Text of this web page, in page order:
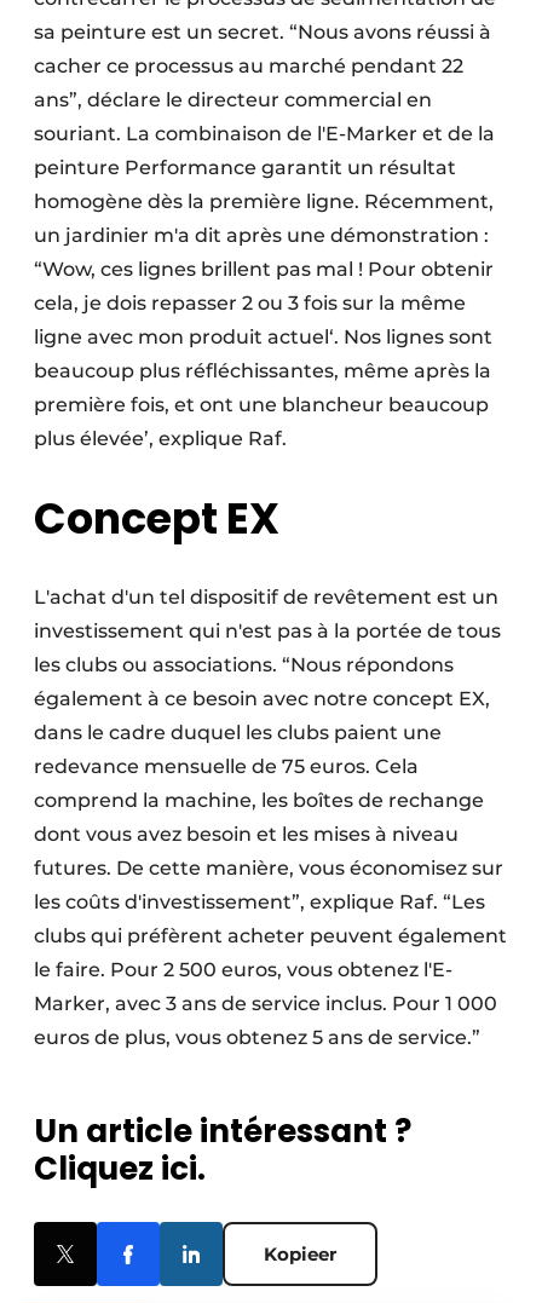
sa peinture est un secret. “Nous avons réussi à
cacher ce processus au marché pendant 22
ans”, déclare le directeur commercial en
souriant. La combinaison de l'E-Marker et de la
peinture Performance garantit un résultat
homogène dès la première ligne. Récemment,
un jardinier m'a dit après une démonstration :
“Wow, ces lignes brillent pas mal ! Pour obtenir
cela, je dois repasser 2 ou 3 fois sur la même
ligne avec mon produit actuel‘. Nos lignes sont
beaucoup plus réfléchissantes, même après la
première fois, et ont une blancheur beaucoup
plus élevée’, explique Raf.
Concept EX
L'achat d'un tel dispositif de revêtement est un
investissement qui n'est pas à la portée de tous
les clubs ou associations. “Nous répondons
également à ce besoin avec notre concept EX,
dans le cadre duquel les clubs paient une
redevance mensuelle de 75 euros. Cela
comprend la machine, les boîtes de rechange
dont vous avez besoin et les mises à niveau
futures. De cette manière, vous économisez sur
les coûts d'investissement”, explique Raf. “Les
clubs qui préfèrent acheter peuvent également
le faire. Pour 2 500 euros, vous obtenez l'E-
Marker, avec 3 ans de service inclus. Pour 1 000
euros de plus, vous obtenez 5 ans de service.”
Un article intéressant ?
Cliquez ici.
Kopieer